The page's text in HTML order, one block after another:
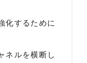
化するために
ネルを横断し